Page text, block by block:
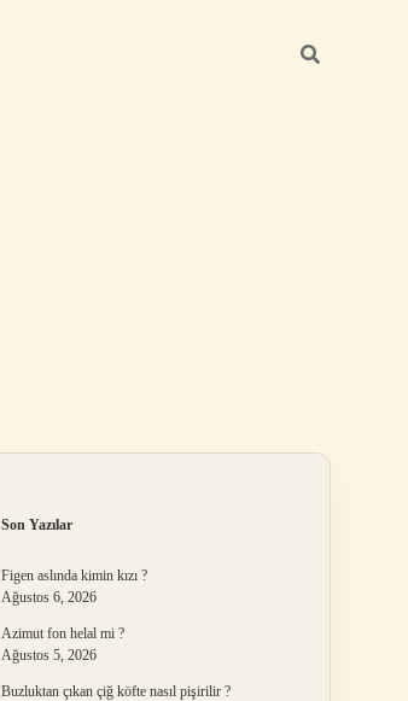
Son Yazılar
Figen aslında kimin kızı ?
Ağustos 6, 2026
Azimut fon helal mi ?
Ağustos 5, 2026
Buzluktan çıkan çiğ köfte nasıl pişirilir ?